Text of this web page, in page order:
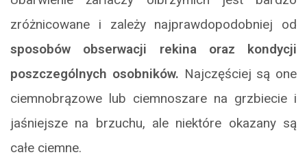
zróżnicowane i zależy najprawdopodobniej od
sposobów obserwacji rekina oraz kondycji
poszczególnych osobników. Najczęściej są one
ciemnobrązowe lub ciemnoszare na grzbiecie i
jaśniejsze na brzuchu, ale niektóre okazany są
całe ciemne.